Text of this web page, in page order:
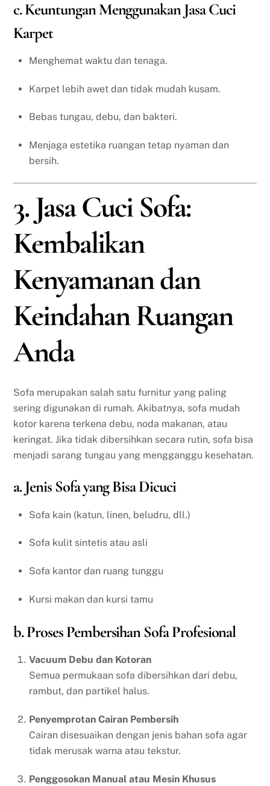
c. Keuntungan Menggunakan Jasa Cuci
Karpet
Menghemat waktu dan tenaga.
Karpet lebih awet dan tidak mudah kusam.
Bebas tungau, debu, dan bakteri.
Menjaga estetika ruangan tetap nyaman dan
bersih.
3. Jasa Cuci Sofa:
Kembalikan
Kenyamanan dan
Keindahan Ruangan
Anda
Sofa merupakan salah satu furnitur yang paling
sering digunakan di rumah. Akibatnya, sofa mudah
kotor karena terkena debu, noda makanan, atau
keringat. Jika tidak dibersihkan secara rutin, sofa bisa
menjadi sarang tungau yang mengganggu kesehatan.
a. Jenis Sofa yang Bisa Dicuci
Sofa kain (katun, linen, beludru, dll.)
Sofa kulit sintetis atau asli
Sofa kantor dan ruang tunggu
Kursi makan dan kursi tamu
b. Proses Pembersihan Sofa Profesional
Vacuum Debu dan Kotoran
Semua permukaan sofa dibersihkan dari debu,
rambut, dan partikel halus.
Penyemprotan Cairan Pembersih
Cairan disesuaikan dengan jenis bahan sofa agar
tidak merusak warna atau tekstur.
Penggosokan Manual atau Mesin Khusus